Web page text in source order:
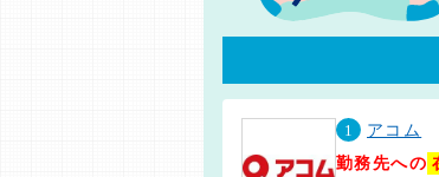
1
アコム
勤務先への